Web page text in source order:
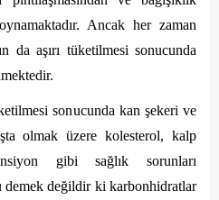
Ancak her zaman
da aşırı tüketilmesi sonucunda
sonucunda kan şekeri ve
olmak üzere kolesterol, kalp
gibi sağlık sorunları
demek değildir ki karbonhidratlar